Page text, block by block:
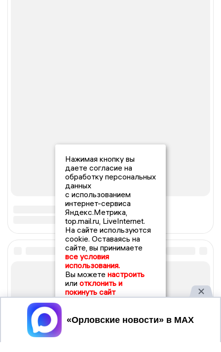
Нажимая кнопку вы
даете согласие на
обработку персональных
данных
с использованием
интернет-сервиса
Яндекс.Метрика,
top.mail.ru, LiveInternet.
На сайте используются
cookie. Оставаясь на
сайте, вы принимаете
все условия
использования.
Вы можете настроить
или отклонить и
покинуть сайт
Принять